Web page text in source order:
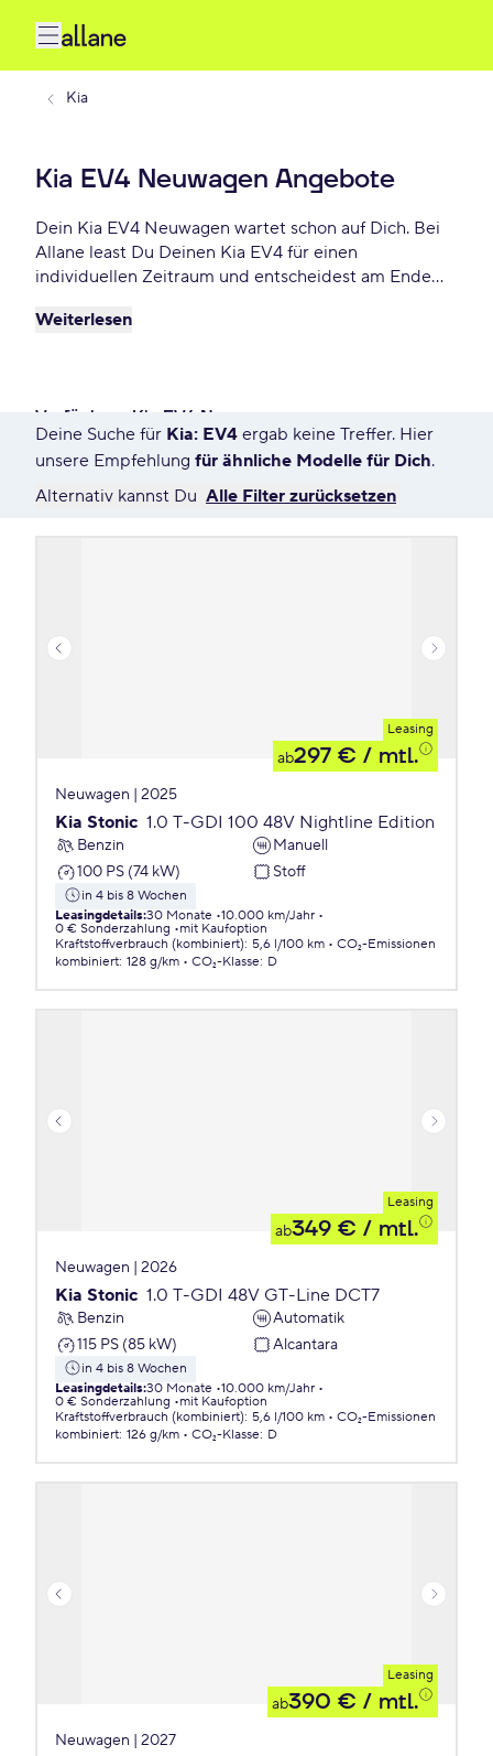
Kia
Kia EV4 Neuwagen Angebote
Dein Kia EV4 Neuwagen wartet schon auf Dich. Bei
Allane least Du Deinen Kia EV4 für einen
individuellen Zeitraum und entscheidest am Ende
zurückgeben willst. Finde das perfekte Kia EV4
Weiterlesen
Verfügbare Kia EV4 Neuwagen
26 Angebote für Deine Suche
Deine Suche für Kia: EV4 ergab keine Treffer. Hier
unsere Empfehlung für ähnliche Modelle für Dich.
Alternativ kannst Du Alle Filter zurücksetzen
Leasing
ab297 € / mtl.
Neuwagen | 2025
Kia Stonic 1.0 T-GDI 100 48V Nightline Edition
Benzin
Manuell
100 PS (74 kW)
Stoff
in 4 bis 8 Wochen
Leasingdetails:30 Monate 10.000 km/Jahr
0 € Sonderzahlung
mit Kaufoption
Kraftstoffverbrauch (kombiniert): 5,6 l/100 km
CO₂-Emissionen
kombiniert: 128 g/km CO₂-Klasse: D
Leasing
ab349 € / mtl.
Neuwagen | 2026
Kia Stonic 1.0 T-GDI 48V GT-Line DCT7
Benzin
Automatik
115 PS (85 kW)
Alcantara
in 4 bis 8 Wochen
Leasingdetails:30 Monate 10.000 km/Jahr
0 € Sonderzahlung
mit Kaufoption
Kraftstoffverbrauch (kombiniert): 5,6 l/100 km
CO₂-Emissionen
kombiniert: 126 g/km CO₂-Klasse: D
Leasing
ab390 € / mtl.
Neuwagen | 2027